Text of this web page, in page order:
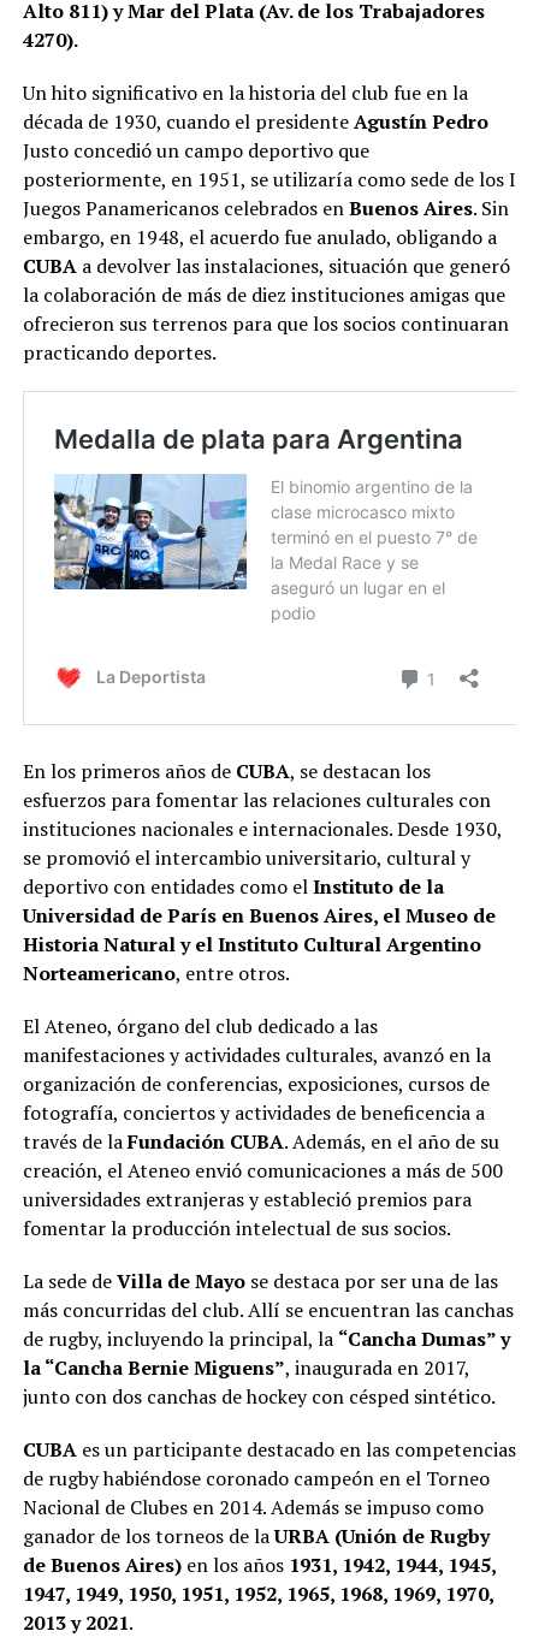
Alto 811) y Mar del Plata (Av. de los Trabajadores
4270).
Un hito significativo en la historia del club fue en la
década de 1930, cuando el presidenteAgustín Pedro
Justo concedió un campo deportivo que
posteriormente, en 1951, se utilizaría como sede de los I
Juegos Panamericanos celebrados enBuenos Aires. Sin
embargo, en 1948, el acuerdo fue anulado, obligando a
CUBAa devolver las instalaciones, situación que generó
la colaboración de más de diez instituciones amigas que
ofrecieron sus terrenos para que los socios continuaran
practicando deportes.
En los primeros años de CUBA, se destacan los
esfuerzos para fomentar las relaciones culturales con
instituciones nacionales e internacionales. Desde 1930,
se promovió el intercambio universitario, cultural y
deportivo con entidades como elInstituto de la
Universidad de París en Buenos Aires, el Museo de
Historia Natural y el Instituto Cultural Argentino
Norteamericano, entre otros.
El Ateneo, órgano del club dedicado a las
manifestaciones y actividades culturales, avanzó en la
organización de conferencias, exposiciones, cursos de
fotografía, conciertos y actividades de beneficencia a
través de laFundación CUBA. Además, en el año de su
creación, el Ateneo envió comunicaciones a más de 500
universidades extranjeras y estableció premios para
fomentar la producción intelectual de sus socios.
La sede deVilla de Mayose destaca por ser una de las
más concurridas del club. Allí se encuentran las canchas
de rugby, incluyendo la principal, la “Cancha Dumas” y
la “Cancha Bernie Miguens”, inaugurada en 2017,
junto con dos canchas de hockey con césped sintético.
CUBA es un participante destacado en las competencias
de rugby habiéndose coronado campeón en el Torneo
Nacional de Clubes en 2014. Además se impuso como
ganador de los torneos de laURBA (Unión de Rugby
de Buenos Aires)en los años 1931, 1942, 1944, 1945,
1947, 1949, 1950, 1951, 1952, 1965, 1968, 1969, 1970,
2013 y 2021.